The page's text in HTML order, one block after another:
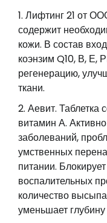
Лифтинг 21 от
содержит
кожи. В состав
коэнзим Q10, В, Е,
регенерацию,
ткани.
Аевит. Таблетка
витамин А.
заболеваний,
умственных
питании.
воспалительных
количество
уменьшает